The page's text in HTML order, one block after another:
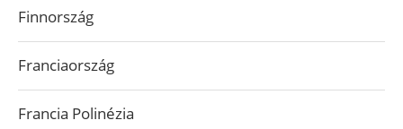
Finnország
Franciaország
Francia Polinézia